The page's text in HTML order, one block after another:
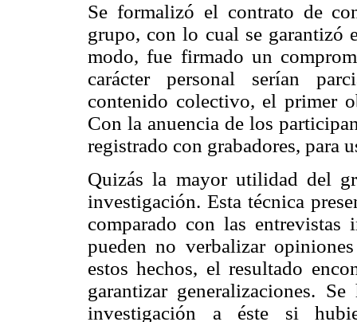
Se formalizó el contrato de
grupo, con lo cual se garantizó
modo, fue firmado un
carácter personal serían
contenido colectivo, el primer
Con la anuencia de los
registrado con grabadores, para
Quizás la mayor utilidad del
investigación. Esta técnica
comparado con las entrevistas
pueden no verbalizar
estos hechos, el resultado
garantizar generalizaciones.
investigación a éste si